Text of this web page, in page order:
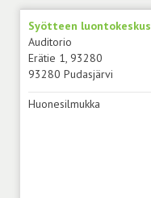
Syötteen luontokeskus
Auditorio
Erätie 1, 93280
93280 Pudasjärvi
Huonesilmukka